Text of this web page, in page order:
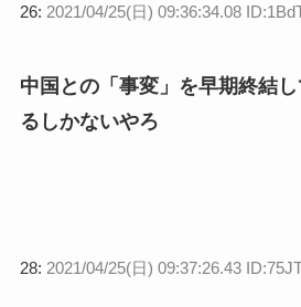
26: 2021/04/25(日) 09:36:34.08
中国との「事変」を早期終結
るしかないやろ
28: 2021/04/25(日) 09:37:26.43